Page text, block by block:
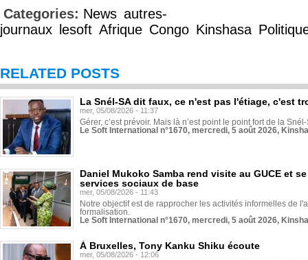
Categories: News autres-
journaux
lesoft Afrique Congo Kinshasa
RELATED POSTS
La Snél-SA dit faux, ce n'est pas l'étiage, c'est
mer, 05/08/2026 - 11:37
Gérer, c’est prévoir. Mais là n’est point le point fort de la
Le Soft International n°1670, mercredi, 5 août 2026,
Daniel Mukoko Samba rend visite au GUCE et
services sociaux de base
mer, 05/08/2026 - 11:43
Notre objectif est de rapprocher les activités informelles de
formalisation.
Le Soft International n°1670, mercredi, 5 août 2026,
À Bruxelles, Tony Kanku Shiku écoute
mer, 05/08/2026 - 12:06